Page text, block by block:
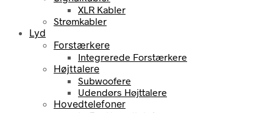
XLR Kabler
Strømkabler
Lyd
Forstærkere
Integrerede Forstærkere
Højttalere
Subwoofere
Udendørs Højttalere
Hovedtelefoner